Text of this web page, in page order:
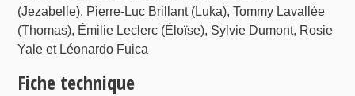
(Jezabelle), Pierre-Luc Brillant (Luka), Tommy Lavallée
(Thomas), Émilie Leclerc (Éloïse), Sylvie Dumont, Rosie
Yale et Léonardo Fuica
Fiche technique